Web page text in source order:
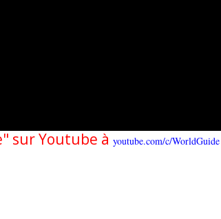
sur Youtube à youtube.com/c/WorldGuide